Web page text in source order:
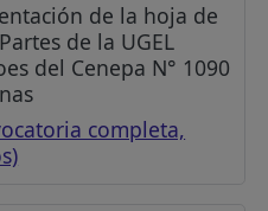
de la hoja de
de la UGEL
del Cenepa N° 1090
completa,